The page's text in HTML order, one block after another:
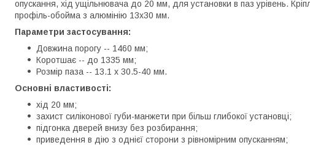
опускання, хід ущільнювача до 20 мм, для установки в паз урівень.
профіль-обойма з алюмінію 13х30 мм.
Параметри застосування:
Довжина порогу -- 1460 мм;
Коротшає -- до 1335 мм;
Розмір паза -- 13.1 х 30.5-40 мм.
Основні властивості:
хід 20 мм;
захист силіконової губи-манжети при більш глибокої установці;
підгонка дверей внизу без розбирання;
приведення в дію з однієї сторони з рівномірним опусканням;